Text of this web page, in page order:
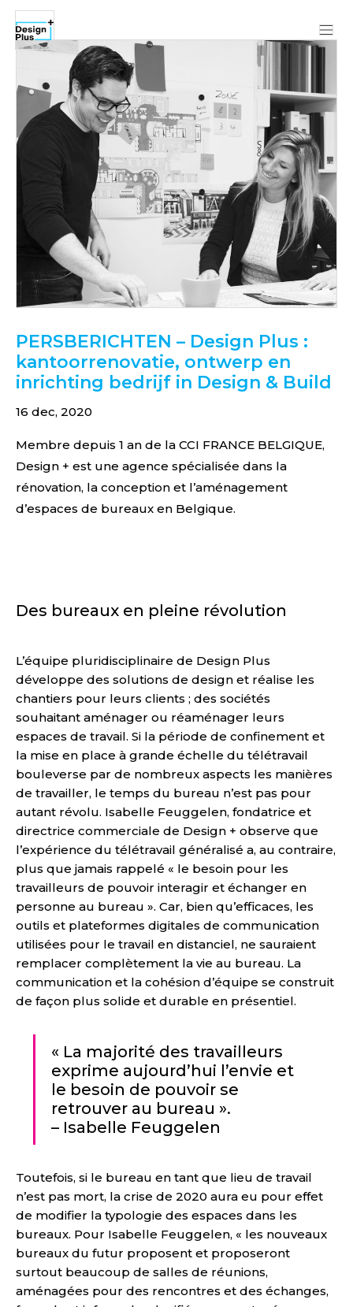
PERSBERICHTEN – Design Plus :
kantoorrenovatie, ontwerp en
inrichting bedrijf in Design & Build
16 dec, 2020
Membre depuis 1 an de la CCI FRANCE BELGIQUE,
Design + est une agence spécialisée dans la
rénovation, la conception et l’aménagement
d’espaces de bureaux en Belgique.
Des bureaux en pleine révolution
L’équipe pluridisciplinaire de Design Plus
développe des solutions de design et réalise les
chantiers pour leurs clients ; des sociétés
souhaitant aménager ou réaménager leurs
espaces de travail. Si la période de confinement et
la mise en place à grande échelle du télétravail
bouleverse par de nombreux aspects les manières
de travailler, le temps du bureau n’est pas pour
autant révolu. Isabelle Feuggelen, fondatrice et
directrice commerciale de Design + observe que
l’expérience du télétravail généralisé a, au contraire,
plus que jamais rappelé « le besoin pour les
travailleurs de pouvoir interagir et échanger en
personne au bureau ». Car, bien qu’efficaces, les
outils et plateformes digitales de communication
utilisées pour le travail en distanciel, ne sauraient
remplacer complètement la vie au bureau. La
communication et la cohésion d’équipe se construit
de façon plus solide et durable en présentiel.
« La majorité des travailleurs
exprime aujourd’hui l’envie et
le besoin de pouvoir se
retrouver au bureau ».
– Isabelle Feuggelen
Toutefois, si le bureau en tant que lieu de travail
n’est pas mort, la crise de 2020 aura eu pour effet
de modifier la typologie des espaces dans les
bureaux. Pour Isabelle Feuggelen, « les nouveaux
bureaux du futur proposent et proposeront
surtout beaucoup de salles de réunions,
aménagées pour des rencontres et des échanges,